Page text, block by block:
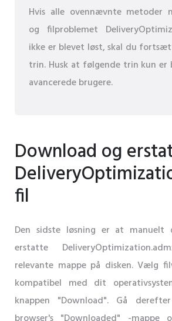
Hvis alle ovennævnte metoder
og filproblemet
ikke er blevet løst, skal du
trin. Husk at følgende trin kun er
avancerede brugere.
Download og
fil
Den sidste løsning er at manuelt
erstatte
relevante mappe på disken. Vælg
kompatibel med dit
knappen "Download". Gå